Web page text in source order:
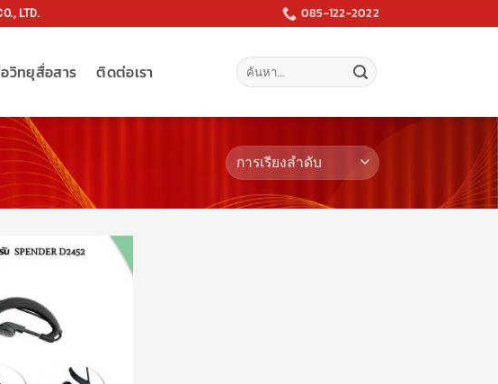
LTD. 085-122-2022
วิทยุสื่อสาร ติดต่อเรา ค้นหา: